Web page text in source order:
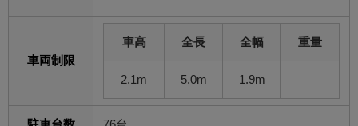
車両制限
車高 全長 全幅 重量
2.1m 5.0m 1.9m